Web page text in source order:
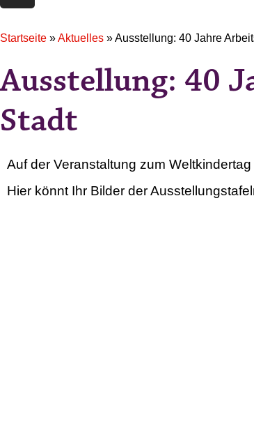
Startseite »Aktuelles »Ausstellung: 40 Jahre
Ausstellung: 40
Stadt
Auf der Veranstaltung zum
Hier könnt Ihr Bilder der